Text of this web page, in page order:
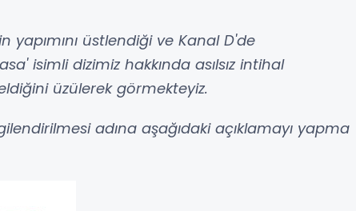
yapımını üstlendiği ve Kanal D'de
isimli dizimiz hakkında asılsız intihal
üzülerek görmekteyiz.
adına aşağıdaki açıklamayı yapma